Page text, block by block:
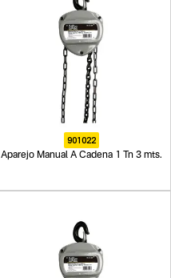
901022
Aparejo Manual A Cadena 1 Tn 3 mts.